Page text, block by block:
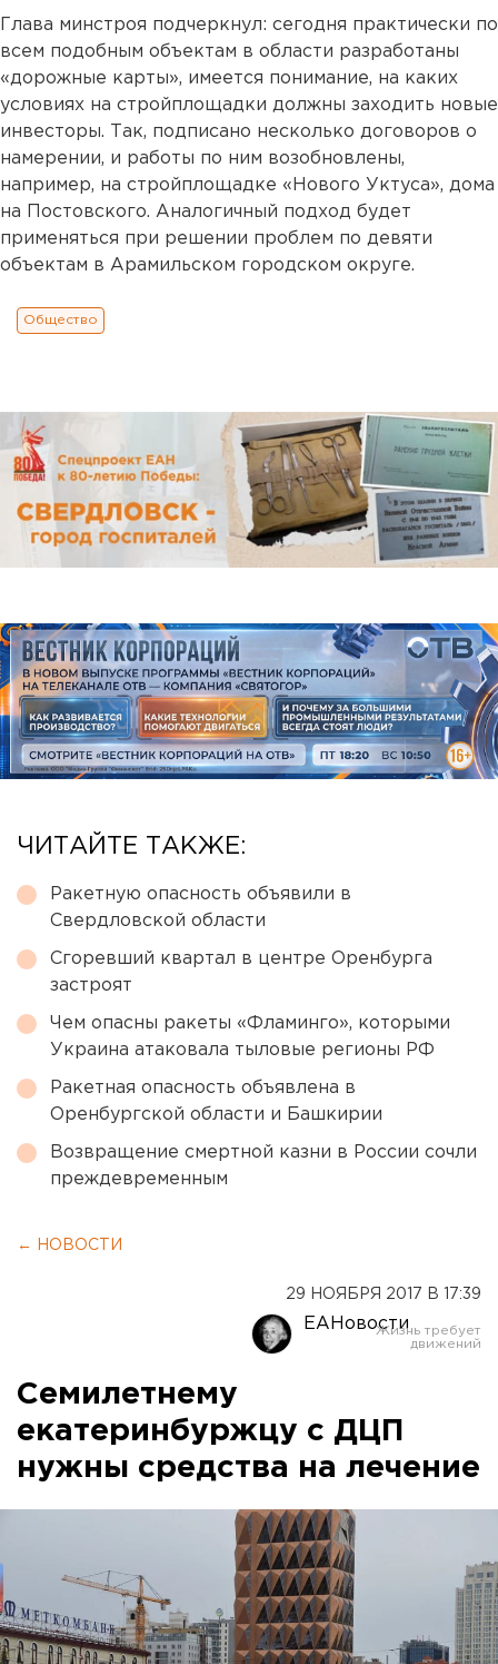
Глава минстроя подчеркнул: сегодня практически по
всем подобным объектам в области разработаны
«дорожные карты», имеется понимание, на каких
условиях на стройплощадки должны заходить новые
инвесторы. Так, подписано несколько договоров о
намерении, и работы по ним возобновлены,
например, на стройплощадке «Нового Уктуса», дома
на Постовского. Аналогичный подход будет
применяться при решении проблем по девяти
объектам в Арамильском городском округе.
Общество
ЧИТАЙТЕ ТАКЖЕ:
Ракетную опасность объявили в
Свердловской области
Сгоревший квартал в центре Оренбурга
застроят
Чем опасны ракеты «Фламинго», которыми
Украина атаковала тыловые регионы РФ
Ракетная опасность объявлена в
Оренбургской области и Башкирии
Возвращение смертной казни в России сочли
преждевременным
← НОВОСТИ
29 НОЯБРЯ 2017 В 17:39
ЕАНовости
Семилетнему
екатеринбуржцу с ДЦП
нужны средства на лечение